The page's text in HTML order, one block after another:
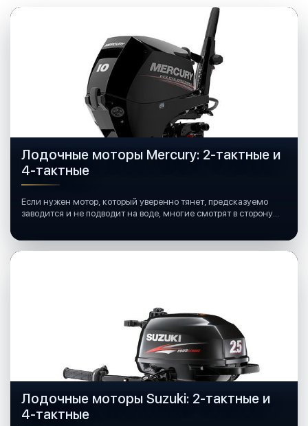
Лодочные моторы Mercury: 2-тактные и
4-тактные
Если нужен мотор, который уверенно тянет, предсказуемо
заводится и не подводит на воде, многие смотрят в сторону
Лодочные моторы Suzuki: 2-тактные и
4-тактные